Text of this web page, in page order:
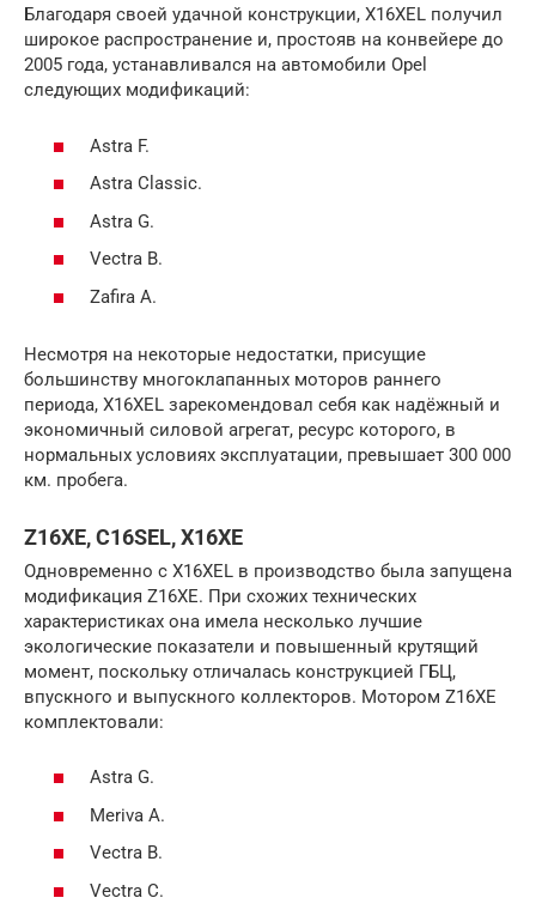
Благодаря своей удачной конструкции, X16XEL получил
широкое распространение и, простояв на конвейере до
2005 года, устанавливался на автомобили Opel
следующих модификаций:
Astra F.
Astra Classic.
Astra G.
Vectra B.
Zafira A.
Несмотря на некоторые недостатки, присущие
большинству многоклапанных моторов раннего
периода, X16XEL зарекомендовал себя как надёжный и
экономичный силовой агрегат, ресурс которого, в
нормальных условиях эксплуатации, превышает 300 000
км. пробега.
Z16XE, C16SEL, X16XE
Одновременно с X16XEL в производство была запущена
модификация Z16XE. При схожих технических
характеристиках она имела несколько лучшие
экологические показатели и повышенный крутящий
момент, поскольку отличалась конструкцией ГБЦ,
впускного и выпускного коллекторов. Мотором Z16XE
комплектовали:
Astra G.
Meriva A.
Vectra B.
Vectra C.